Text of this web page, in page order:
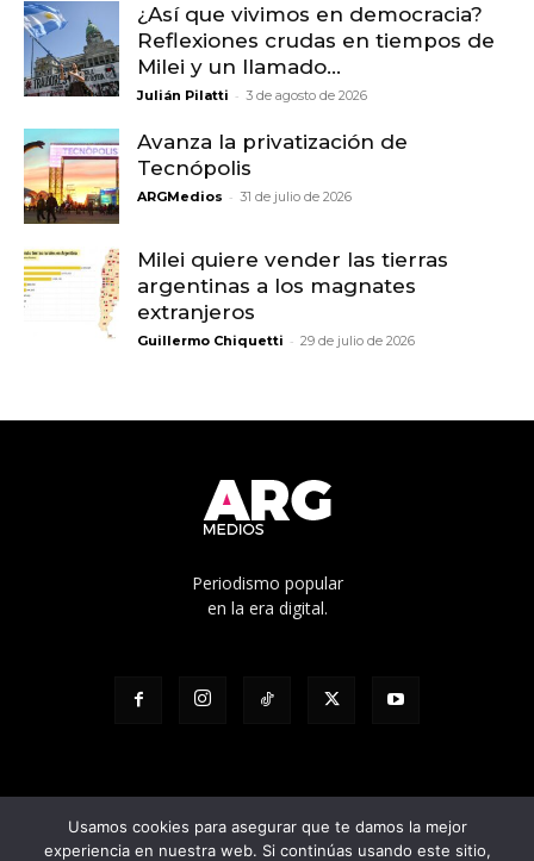
¿Así que vivimos en democracia?
Reflexiones crudas en tiempos de
Milei y un llamado...
Julián Pilatti - 3 de agosto de 2026
Avanza la privatización de
Tecnópolis
ARGMedios - 31 de julio de 2026
Milei quiere vender las tierras
argentinas a los magnates
extranjeros
Guillermo Chiquetti - 29 de julio de 2026
Periodismo popular
en la era digital.
Usamos cookies para asegurar que te damos la mejor
experiencia en nuestra web. Si continúas usando este sitio,